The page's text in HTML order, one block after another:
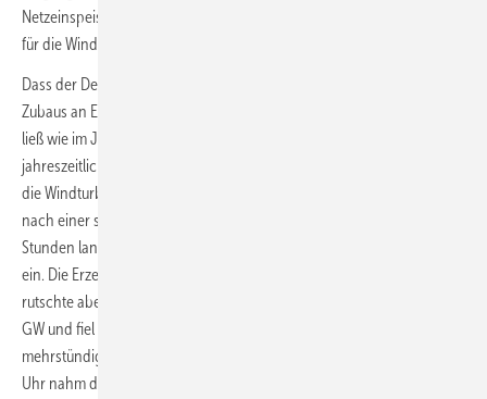
Netzeinspeisung von etwas über 16 TWh. Der beste Monat 2024 war
für die Windstromernte bereits der Januar mit 18,3 TWh.
Dass der Dezember die Windparks in Deutschland trotz weiteren
Zubaus an Erzeugungskapazität nicht wenigstens so produktiv sein
ließ wie im Jahr zuvor, lässt sich rein rechnerisch zwei bis drei
jahreszeitlich ungewöhnlichen Flautephasen zuschreiben. So speisten
die Windturbinen bereits am frühen Morgen des Heiligabend-Tages
nach einer saisonal nicht unüblich ergiebigen Windphase bereits zwei
Stunden lang nur noch knapp unterhalb des Zehn-Gigawatt-Niveaus
ein. Die Erzeugung frischte dann zwar geringfügig darüber hinaus auf,
rutschte aber schon am 25. Dezember um 7.30 Uhr wieder unter 10
GW und fiel stetig bis mittags am 27. Dezember in sogar eine
mehrstündige Phase von unter 1 GW. Erst am 29. Dezember um 4.15
Uhr nahm die Windverstromung wieder auf über 10 GW zu, um sich in